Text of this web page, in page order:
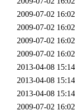
2009-07-02 16:02
2009-07-02 16:02
2009-07-02 16:02
2009-07-02 16:02
2013-04-08 15:14
2013-04-08 15:14
2013-04-08 15:14
2009-07-02 16:02